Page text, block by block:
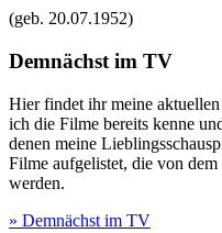
(geb. 20.07.1952)
Demnächst im TV
Hier findet ihr meine
ich die Filme bereits kenne
denen meine
Filme aufgelistet, die von
werden.
» Demnächst im TV